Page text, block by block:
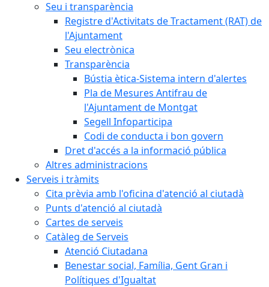
Seu i transparència
Registre d'Activitats de Tractament (RAT) de
l'Ajuntament
Seu electrònica
Transparència
Bústia ètica-Sistema intern d'alertes
Pla de Mesures Antifrau de
l'Ajuntament de Montgat
Segell Infoparticipa
Codi de conducta i bon govern
Dret d'accés a la informació pública
Altres administracions
Serveis i tràmits
Cita prèvia amb l'oficina d'atenció al ciutadà
Punts d'atenció al ciutadà
Cartes de serveis
Catàleg de Serveis
Atenció Ciutadana
Benestar social, Família, Gent Gran i
Polítiques d'Igualtat